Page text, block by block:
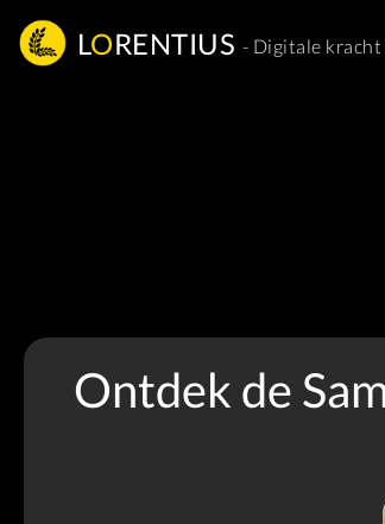
L ORENTIUS - Digitale kracht
Ontdek de